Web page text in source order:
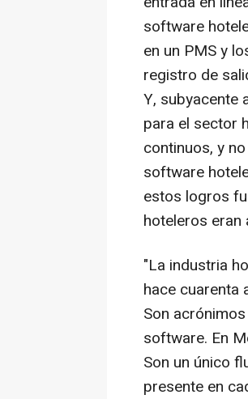
software
en un PMS y
registro de
Y, subyacente
para el sector
continuos, y
software
estos logros
hoteleros
"La industria
hace cuarenta
Son
software. En
Son un único
presente en